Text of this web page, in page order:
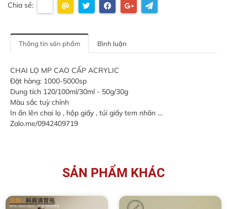
Chia sẻ:
Thông tin sản phẩm Bình luận
CHAI LỌ MP CAO CẤP ACRYLIC
Đặt hàng: 1000-5000sp
Dung tích 120/100ml/30ml - 50g/30g
Màu sắc tuỳ chỉnh
In ấn lên chai lọ , hộp giấy , túi giấy tem nhãn …
Zalo.me/0942409719
SẢN PHẨM KHÁC